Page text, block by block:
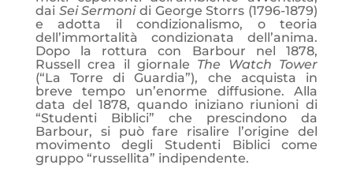
dai Sei Sermonidi George Storrs (1796-1879)
e adotta il condizionalismo, o teoria
dell’immortalità condizionata dell’anima.
Dopo la rottura con Barbour nel 1878,
Russell crea il giornale The Watch Tower
(“La Torre di Guardia”), che acquista in
breve tempo un’enorme diffusione. Alla
data del 1878, quando iniziano riunioni di
“Studenti Biblici” che prescindono da
Barbour, si può fare risalire l’origine del
movimento degli Studenti Biblici come
gruppo “russellita” indipendente.